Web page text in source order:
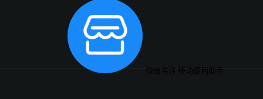
微信关注 移动便利助手